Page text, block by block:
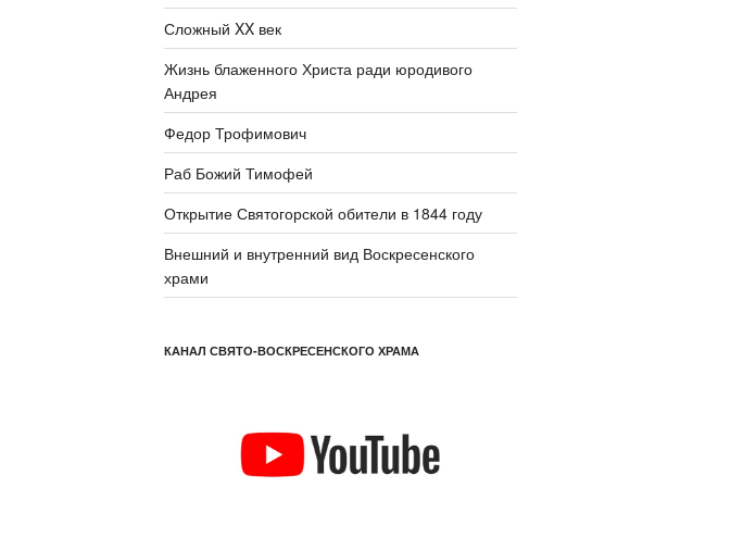
Сложный XX век
Жизнь блаженного Христа ради юродивого
Андрея
Федор Трофимович
Раб Божий Тимофей
Открытие Святогорской обители в 1844 году
Внешний и внутренний вид Воскресенского
храми
КАНАЛ СВЯТО-ВОСКРЕСЕНСКОГО ХРАМА